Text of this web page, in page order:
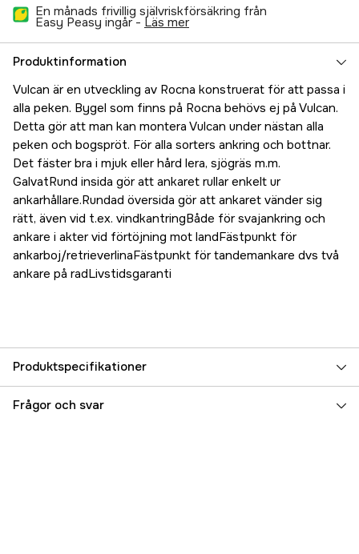
En månads frivillig självriskförsäkring från
Easy Peasy ingår - läs mer
Produktinformation
Vulcan är en utveckling av Rocna konstruerat för att passa i
alla peken. Bygel som finns på Rocna behövs ej på Vulcan.
Detta gör att man kan montera Vulcan under nästan alla
peken och bogspröt. För alla sorters ankring och bottnar.
Det fäster bra i mjuk eller hård lera, sjögräs m.m.
GalvatRund insida gör att ankaret rullar enkelt ur
ankarhållare.Rundad översida gör att ankaret vänder sig
rätt, även vid t.ex. vindkantringBåde för svajankring och
ankare i akter vid förtöjning mot landFästpunkt för
ankarboj/retrieverlinaFästpunkt för tandemankare dvs två
ankare på radLivstidsgaranti
Produktspecifikationer
Referensnummer 5000072288
Frågor och svar